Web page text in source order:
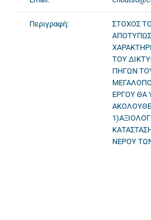
Περιγραφή:
ΣΤΟΧΟΣ
ΤΟΥ
ΠΗΓΩΝ
ΕΡΓΟΥ ΘΑ
ΝΕΡΟΥ